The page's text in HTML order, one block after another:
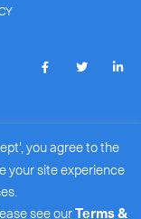
COURIERS
you agree to the
your site experience
see ourTerms &